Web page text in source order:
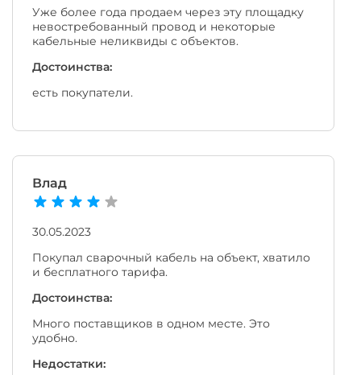
Уже более года продаем через эту площадку
невостребованный провод и некоторые
кабельные неликвиды с объектов.
Достоинства:
есть покупатели.
Влад
30.05.2023
Покупал сварочный кабель на объект, хватило
и бесплатного тарифа.
Достоинства:
Много поставщиков в одном месте. Это
удобно.
Недостатки: